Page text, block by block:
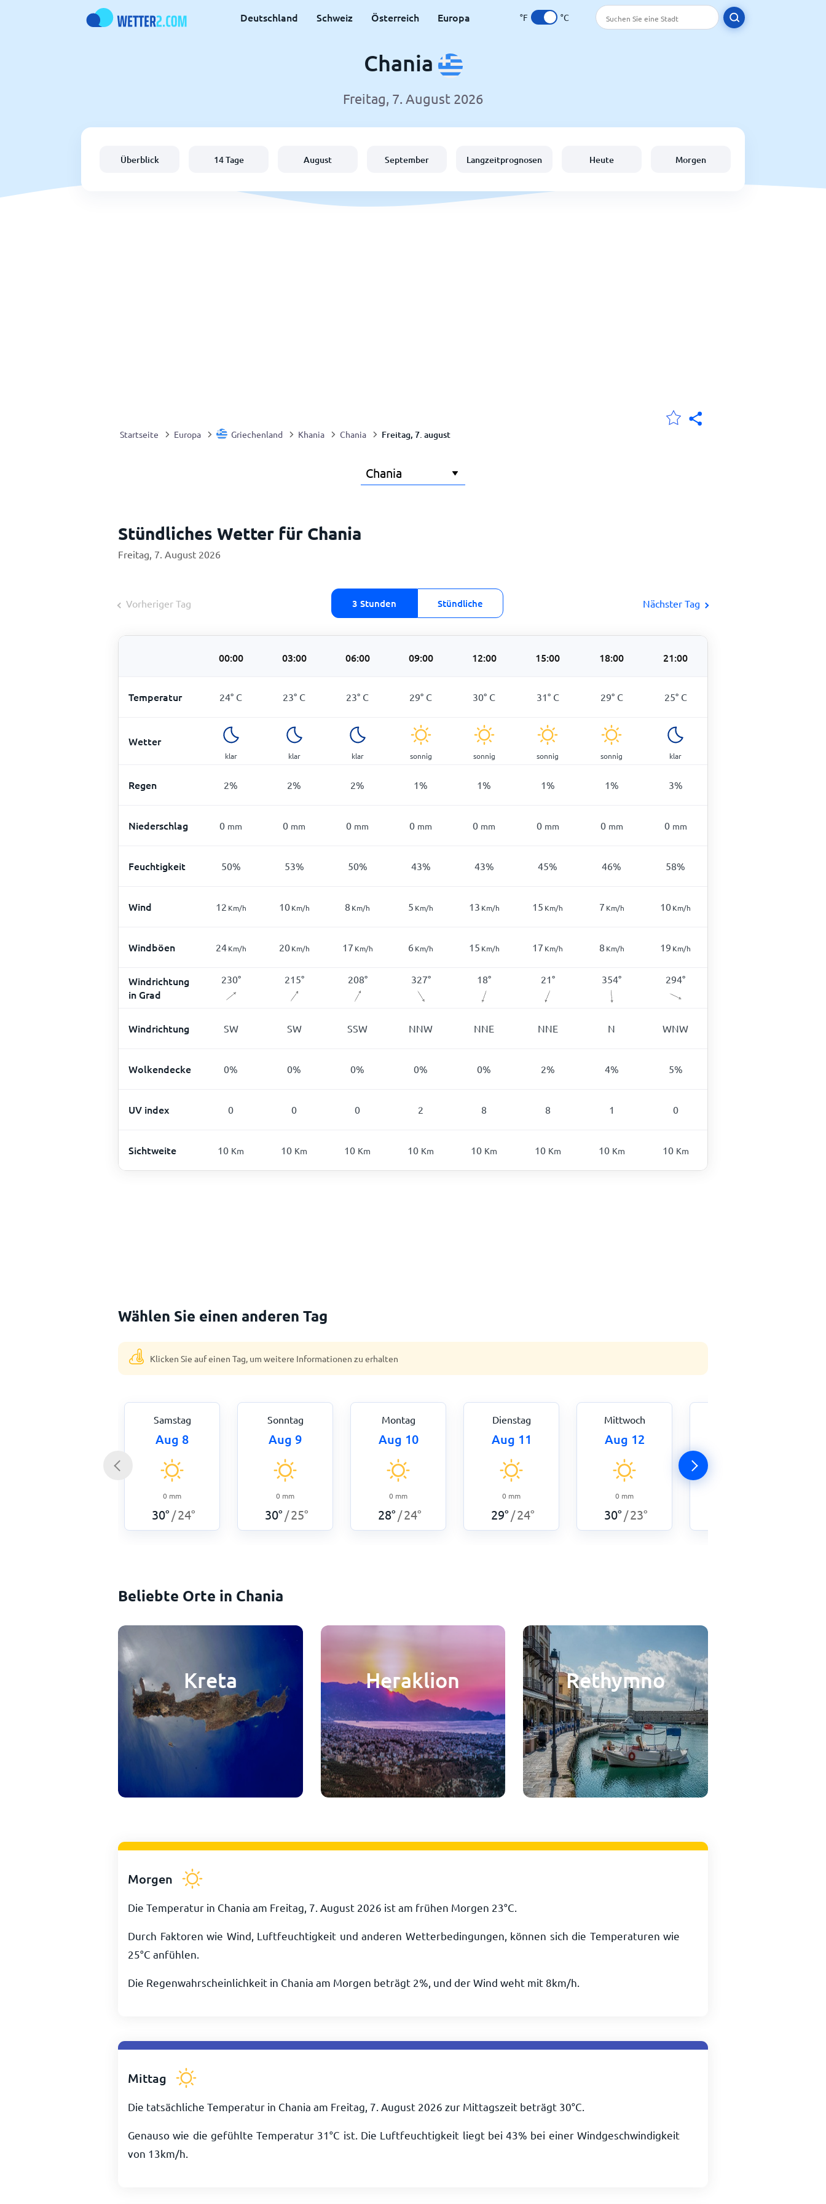
Deutschland Schweiz Österreich Europa °F °C
Chania
Freitag, 7. August 2026
Überblick 14 Tage August September Langzeitprognosen Heute Morgen
Startseite Europa Griechenland Khania Chania Freitag, 7. august
Stündliches Wetter für Chania
Freitag, 7. August 2026
Vorheriger Tag 3 Stunden Stündliche Nächster Tag
00:00 03:00 06:00 09:00 12:00 15:00 18:00 21:00
Temperatur 24° C 23° C 23° C 29° C 30° C 31° C 29° C 25° C
Wetter
klar klar klar sonnig sonnig sonnig sonnig klar
Regen 2% 2% 2% 1% 1% 1% 1% 3%
Niederschlag 0 mm 0 mm 0 mm 0 mm 0 mm 0 mm 0 mm 0 mm
Feuchtigkeit 50% 53% 50% 43% 43% 45% 46% 58%
Wind 12 Km/h 10 Km/h 8 Km/h 5 Km/h 13 Km/h 15 Km/h 7 Km/h 10Km/h
Windböen 24 Km/h 20 Km/h 17 Km/h 6Km/h 15 Km/h 17 Km/h 8 Km/h 19 Km/h
Windrichtung
in Grad
230° 215° 208° 327° 18° 21° 354° 294°
Windrichtung SW SW SSW NNW NNE NNE N WNW
Wolkendecke 0% 0% 0% 0% 0% 2% 4% 5%
UV index 0 0 0 2 8 8 1 0
Sichtweite 10 Km 10 Km 10 Km 10 Km 10 Km 10 Km 10 Km 10 Km
Wählen Sie einen anderen Tag
Klicken Sie auf einen Tag, um weitere Informationen zu erhalten
Samstag
Aug 8
0 mm
30° /24°
Sonntag
Aug 9
0 mm
30° /25°
Montag
Aug 10
0 mm
28° /24°
Dienstag
Aug 11
0 mm
29° /24°
Mittwoch
Aug 12
0 mm
30° /23°
Beliebte Orte in Chania
Kreta Heraklion Rethymno
Morgen
Die Temperatur in Chania am Freitag, 7. August 2026 ist am frühen Morgen 23°C
Durch Faktoren wie Wind, Luftfeuchtigkeit und anderen Wetterbedingungen, können sich die Temperaturen wie
25°C anfühlen.
Die Regenwahrscheinlichkeit in Chania am Morgen beträgt 2%, und der Wind weht mit 8km/h
Mittag
Die tatsächliche Temperatur in Chania am Freitag, 7. August 2026 zur Mittagszeit beträgt 30°C
Genauso wie die gefühlte Temperatur 31°C ist. Die Luftfeuchtigkeit liegt bei 43% bei einer Windgeschwindigkeit
von 13km/h